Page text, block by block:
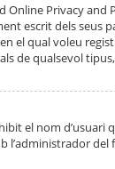
Privacy
escrit dels seus
el qual voleu
de qualsevol
el nom
l’administrador